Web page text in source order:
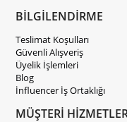
BİLGİLENDİRME
Teslimat Koşulları
Güvenli Alışveriş
Üyelik İşlemleri
Blog
İnfluencer İş Ortaklığı
MÜŞTERİ